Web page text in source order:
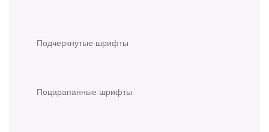
Подчеркнутые шрифты
Поцарапанные шрифты